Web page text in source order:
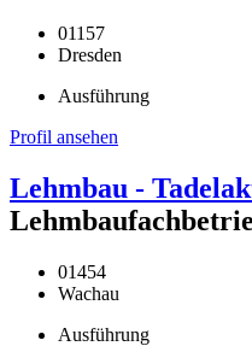
01157
Dresden
Ausführung
Profil ansehen
Lehmbau -
01454
Wachau
Ausführung